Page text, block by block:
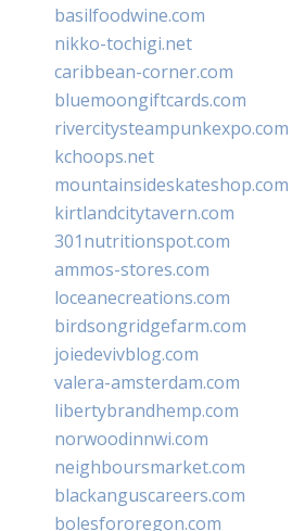
basilfoodwine.com
nikko-tochigi.net
caribbean-corner.com
bluemoongiftcards.com
rivercitysteampunkexpo.com
kchoops.net
mountainsideskateshop.com
kirtlandcitytavern.com
301nutritionspot.com
ammos-stores.com
loceanecreations.com
birdsongridgefarm.com
joiedevivblog.com
valera-amsterdam.com
libertybrandhemp.com
norwoodinnwi.com
neighboursmarket.com
blackanguscareers.com
bolesfororegon.com